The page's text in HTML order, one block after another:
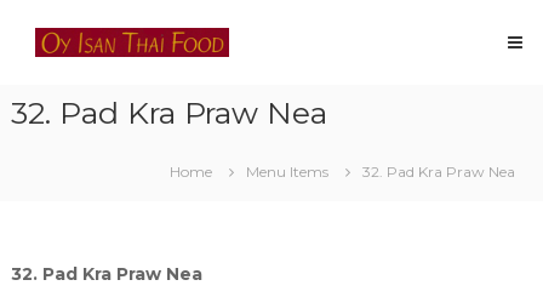
content
Oy
Isan
Food
32. Pad Kra Praw Nea
Home Menu Items 32. Pad Kra Praw Nea
32. Pad Kra Praw Nea